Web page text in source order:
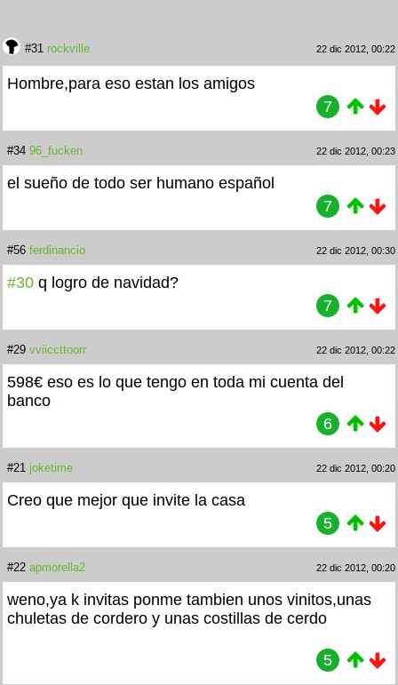
#31 rockville 22 dic 2012, 00:22
Hombre,para eso estan los amigos
7
#34 96_fucken 22 dic 2012, 00:23
el sueño de todo ser humano español
7
#56 ferdinancio 22 dic 2012, 00:30
#30 q logro de navidad?
7
#29 vviiccttoorr 22 dic 2012, 00:22
598€ eso es lo que tengo en toda mi cuenta del
banco
6
#21 joketime 22 dic 2012, 00:20
Creo que mejor que invite la casa
5
#22 apmorella2 22 dic 2012, 00:20
weno,ya k invitas ponme tambien unos vinitos,unas
chuletas de cordero y unas costillas de cerdo
5